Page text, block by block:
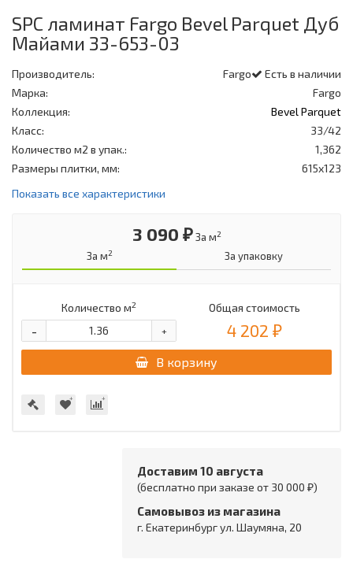
SPC ламинат Fargo Bevel Parquet Дуб
Майами 33-653-03
Есть в наличии
Производитель:
Fargo
Марка:
Fargo
Коллекция:
Bevel Parquet
Класс:
33/42
Количество м2 в упак.:
1,362
Размеры плитки, мм:
615x123
Показать все характеристики
3 090 ₽ За м2
За м2 За упаковку
Количество м2
+
-
Общая стоимость
4 202 ₽
В корзину
Доставим 10 августа
(бесплатно при заказе от 30 000 ₽)
Самовывоз из магазина
г. Екатеринбург ул. Шаумяна, 20